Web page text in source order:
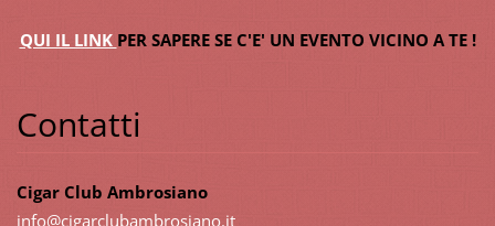
QUI IL LINK PER SAPERE SE C'E' UN EVENTO VICINO A TE !
Contatti
Cigar Club Ambrosiano
info@cigarclubambrosiano.it